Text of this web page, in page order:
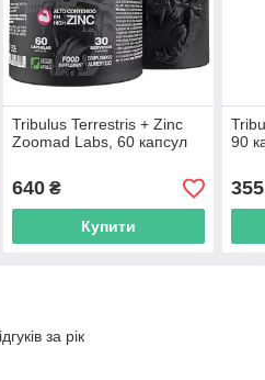
Tribulus Terrestris + Zinc
Zoomad Labs, 60 капсул
640₴
Купити
90
355
за рік